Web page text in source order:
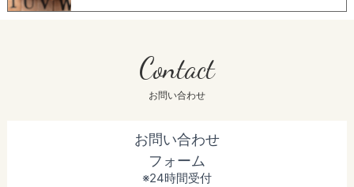
Contact
お問い合わせ
お問い合わせ
フォーム
※24時間受付